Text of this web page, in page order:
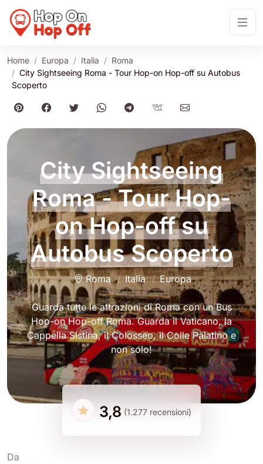
Home Europa Italia
Roma
City Sightseeing Roma - Tour Hop-on Hop-off su Autobus
Scoperto
City Sightseeing
Roma - Tour Hop-
on Hop-off su
Autobus Scoperto
Roma Italia Europa
Guarda tutte le attrazioni di Roma con un Bus
Hop-on Hop-off Roma. Guarda il Vaticano, la
Cappella Sistina, il Colosseo, il Colle Palatino e
non solo!
3,8 (1.277 recensioni)
Da